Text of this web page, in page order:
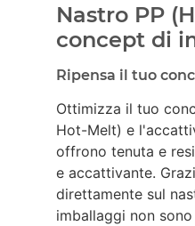
Nastro PP
concept di
Ripensa il tuo
Ottimizza il tuo
Hot-Melt) e
offrono tenuta e
e accattivante.
direttamente sul
imballaggi non